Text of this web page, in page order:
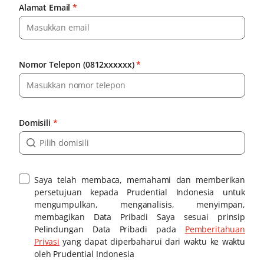
Alamat Email *
Nomor Telepon (0812xxxxxx)*
Domisili *
Saya telah membaca, memahami dan memberikan
persetujuan kepada Prudential Indonesia untuk
mengumpulkan, menganalisis, menyimpan,
membagikan Data Pribadi Saya sesuai prinsip
Pelindungan Data Pribadi pada Pemberitahuan
Privasi yang dapat diperbaharui dari waktu ke waktu
oleh Prudential Indonesia